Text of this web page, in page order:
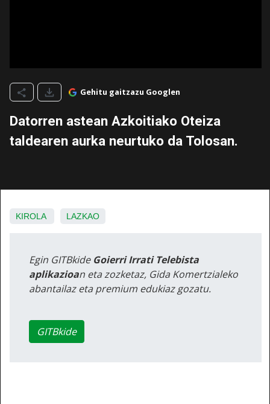
Gehitu gaitzazu Googlen
Datorren astean Azkoitiako Oteiza
taldearen aurka neurtuko da Tolosan.
KIROLA LAZKAO
Egin GITBkide Goierri Irrati Telebista
aplikazioan eta zozketaz, Gida Komertzialeko
abantailaz eta premium edukiaz gozatu.
GITBkide